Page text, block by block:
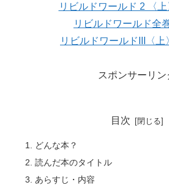
リビルドワールド 2 〈
リビルドワールド全
リビルドワールドIII〈上
スポンサーリン
目次
どんな本？
読んだ本のタイトル
あらすじ・内容